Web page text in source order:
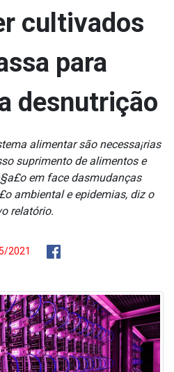
cultivados
para
desnutrição
alimentar são necessa¡rias
suprimento de alimentos e
em face dasmudanças
ambiental e epidemias, diz o
relatório.
2021